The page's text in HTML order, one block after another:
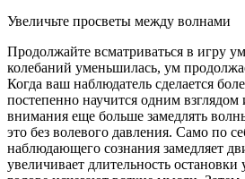
Увеличьте просветы между волнами
Продолжайте всматриваться в игру
колебаний уменьшилась, ум
Когда ваш наблюдатель сделается
постепенно научится одним
внимания еще больше замедлять
это без волевого давления. Само по
наблюдающего сознания замедляет
увеличивает длительность